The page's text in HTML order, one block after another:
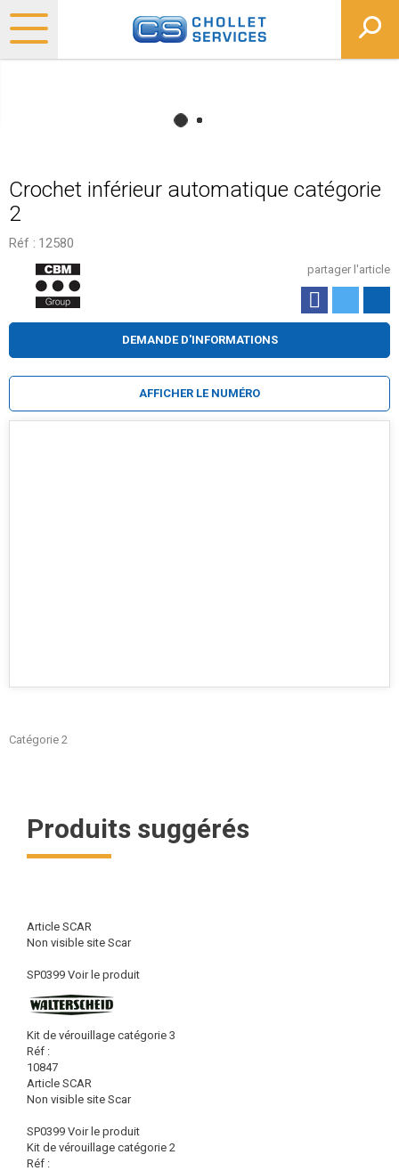
Crochet inférieur automatique catégorie
2
Réf : 12580
partager l'article
Catégorie 2
DEMANDE D'INFORMATIONS
AFFICHER LE NUMÉRO
Produits suggérés
Article SCAR
Non visible site Scar
SP0399 Voir le produit
Kit de vérouillage catégorie 3
Réf :
10847
Article SCAR
Non visible site Scar
SP0399 Voir le produit
Kit de vérouillage catégorie 2
Réf :